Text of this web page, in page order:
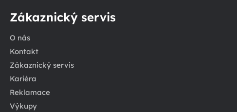
Zákaznický servis
O nás
Kontakt
Zákaznický servis
Kariéra
Reklamace
Výkupy